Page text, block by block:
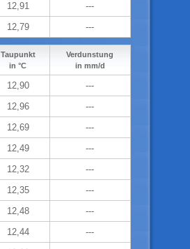
12,91
---
12,79 ---
Taupunkt
in °C
Verdunstung
in mm/d
12,90
---
12,96
---
12,69
---
12,49
---
12,32
---
12,35
---
12,48
---
12,44
---